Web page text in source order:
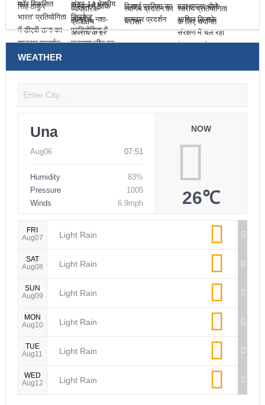
WEATHER
Una
Aug06 07:51
Humidity
83%
Pressure
1005
Winds
6.9mph
NOW
26℃
FRI
Aug07
Light Rain
SAT
Aug08
Light Rain
SUN
Aug09
Light Rain
MON
Aug10
Light Rain
TUE
Aug11
Light Rain
WED
Aug12
Light Rain